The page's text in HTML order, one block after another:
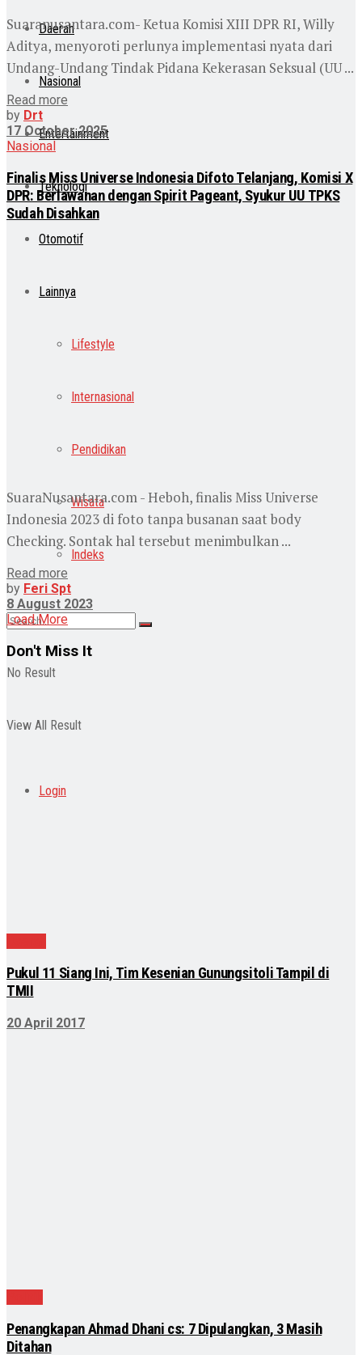
Daerah
Nasional
Entertainment
Teknologi
Otomotif
Lainnya
Lifestyle
Internasional
Pendidikan
Wisata
Indeks
No Result
View All Result
Login
Suaranusantara.com- Ketua Komisi XIII DPR RI, Willy
Aditya, menyoroti perlunya implementasi nyata dari
Undang-Undang Tindak Pidana Kekerasan Seksual (UU ...
Read more
by Drt
17 October 2025
Nasional
Finalis Miss Universe Indonesia Difoto Telanjang, Komisi X
DPR: Berlawanan dengan Spirit Pageant, Syukur UU TPKS
Sudah Disahkan
SuaraNusantara.com - Heboh, finalis Miss Universe
Indonesia 2023 di foto tanpa busanan saat body
Checking. Sontak hal tersebut menimbulkan ...
Read more
by Feri Spt
8 August 2023
Load More
Don't Miss It
Pukul 11 Siang Ini, Tim Kesenian Gunungsitoli Tampil di
TMII
20 April 2017
Penangkapan Ahmad Dhani cs: 7 Dipulangkan, 3 Masih
Ditahan